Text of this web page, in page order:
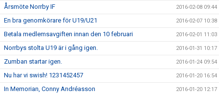
Årsmöte Norrby IF 2016-02-08 09:44
En bra genomkörare för U19/U21 2016-02-07 10:38
Betala medlemsavgiften innan den 10 februari 2016-02-01 11:03
Norrbys stolta U19 är i gång igen. 2016-01-31 10:17
Zumban startar igen. 2016-01-24 09:54
Nu har vi swish! 1231452457 2016-01-20 16:54
In Memorian, Conny Andréasson 2016-01-20 12:17